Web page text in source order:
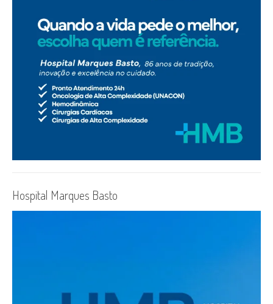
Hospital Marques Basto